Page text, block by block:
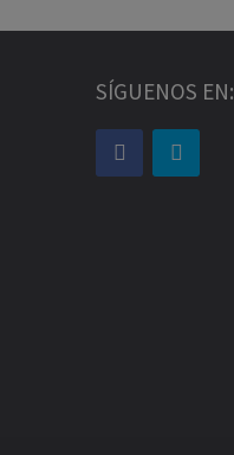
SÍGUENOS EN: